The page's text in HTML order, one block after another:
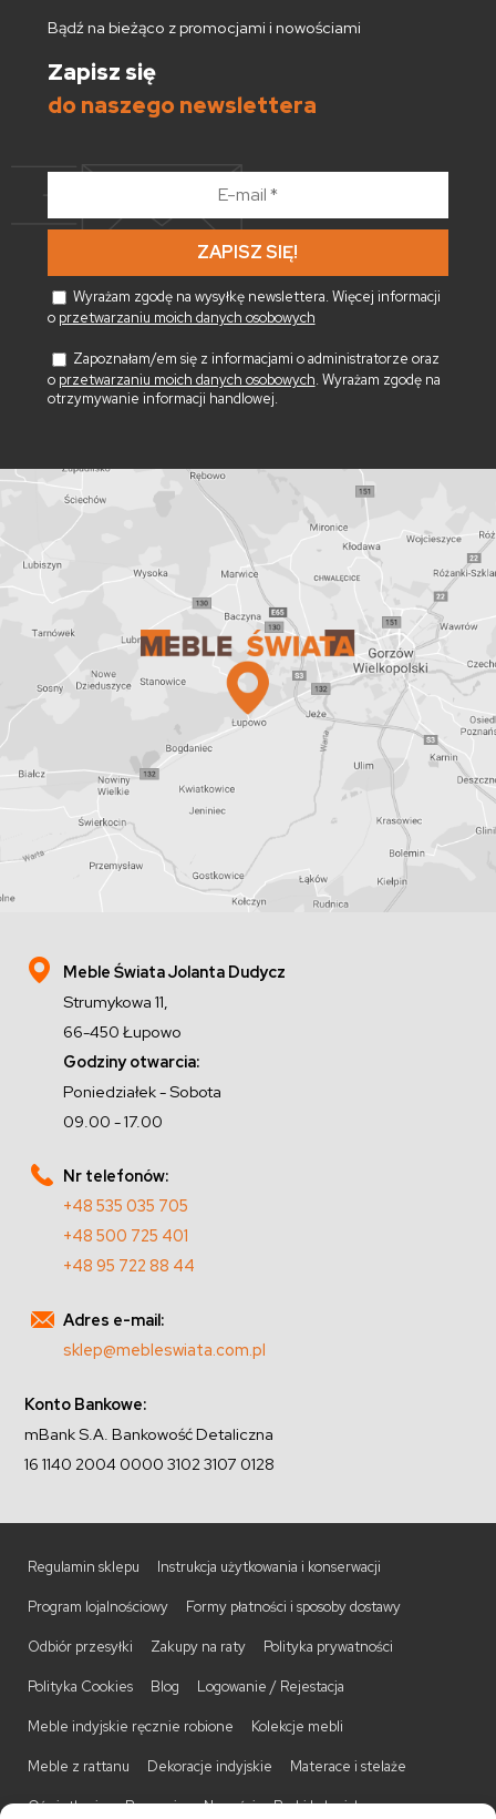
Bądź na bieżąco z promocjami i nowościami
Zapisz się
do naszego newslettera
*
Wyrażam zgodę na wysyłkę newslettera. Więcej informacji
o przetwarzaniu moich danych osobowych
Zapoznałam/em się z informacjami o administratorze oraz
o przetwarzaniu moich danych osobowych. Wyrażam zgodę na
otrzymywanie informacji handlowej.
Meble Świata Jolanta Dudycz
Strumykowa 11,
66-450 Łupowo
Godziny otwarcia:
Poniedziałek - Sobota
09.00 - 17.00
Nr telefonów:
+48 535 035 705
+48 500 725 401
+48 95 722 88 44
Adres e-mail:
sklep@mebleswiata.com.pl
Konto Bankowe:
mBank S.A. Bankowość Detaliczna
16 1140 2004 0000 3102 3107 0128
Regulamin sklepu Instrukcja użytkowania i konserwacji
Program lojalnościowy Formy płatności i sposoby dostawy
Odbiór przesyłki Zakupy na raty Polityka prywatności
Polityka Cookies Blog Logowanie / Rejestacja
Meble indyjskie ręcznie robione Kolekcje mebli
Meble z rattanu Dekoracje indyjskie Materace i stelaże
Oświetlenie Promocje Nowości Barki kolonialne